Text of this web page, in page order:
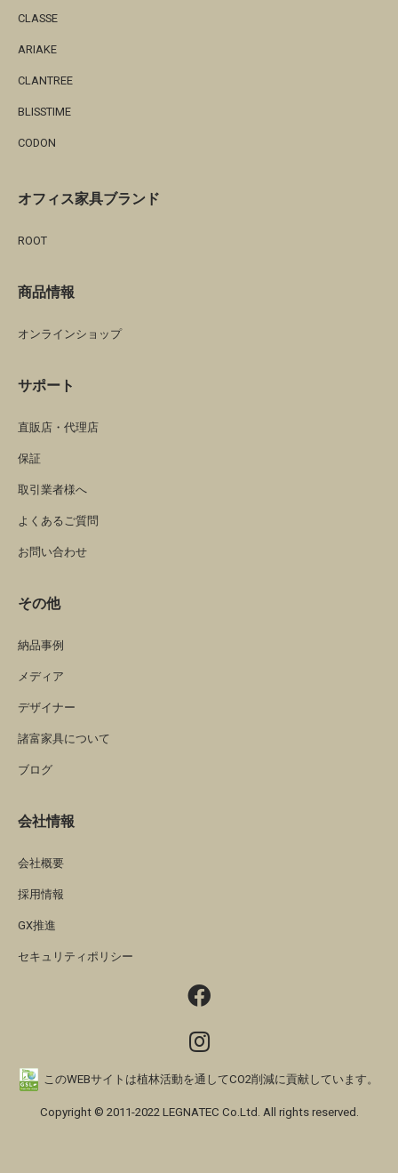
CLASSE
ARIAKE
CLANTREE
BLISSTIME
CODON
オフィス家具ブランド
ROOT
商品情報
オンラインショップ
サポート
直販店・代理店
保証
取引業者様へ
よくあるご質問
お問い合わせ
その他
納品事例
メディア
デザイナー
諸富家具について
ブログ
会社情報
会社概要
採用情報
GX推進
セキュリティポリシー
このWEBサイトは植林活動を通してCO2削減に貢献しています。
Copyright © 2011-2022 LEGNATEC Co.Ltd. All rights reserved.